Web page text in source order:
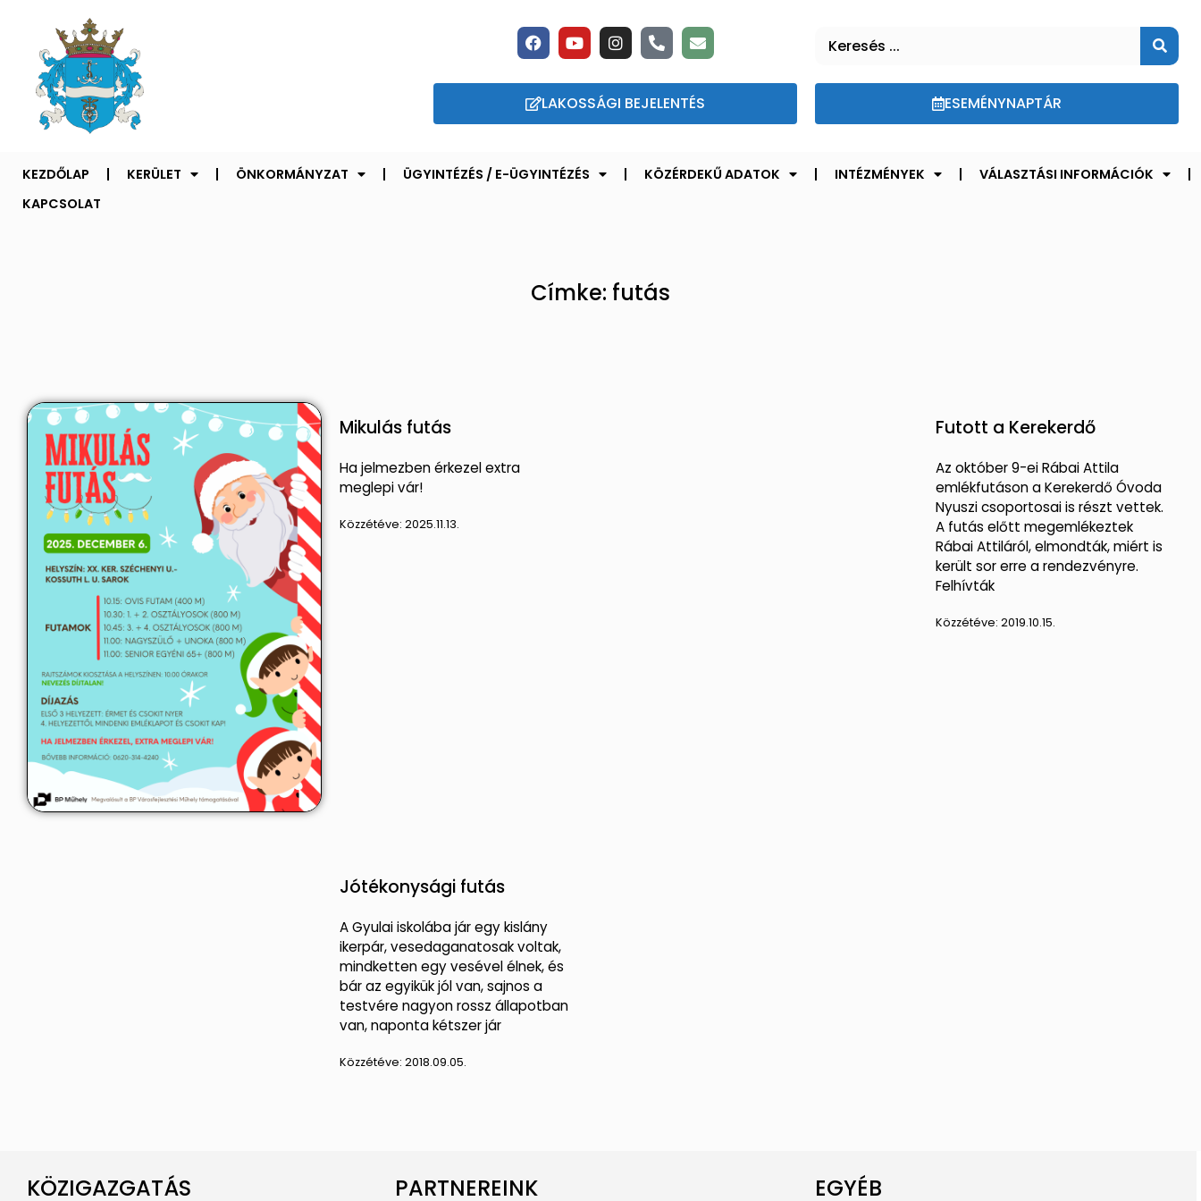
LAKOSSÁGI BEJELENTÉS ESEMÉNYNAPTÁR
KEZDŐLAP KERÜLET ÖNKORMÁNYZAT ÜGYINTÉZÉS / E-ÜGYINTÉZÉS KÖZÉRDEKŰ ADATOK INTÉZMÉNYEK
VÁLASZTÁSI INFORMÁCIÓK
KAPCSOLAT
Címke: futás
Mikulás futás
Ha jelmezben érkezel extra
meglepi vár!
Közzétéve:2025.11.13.
Futott a Kerekerdő
Az október 9-ei Rábai Attila
emlékfutáson a Kerekerdő Óvoda
Nyuszi csoportosai is részt vettek.
A futás előtt megemlékeztek
Rábai Attiláról, elmondták, miért is
került sor erre a rendezvényre.
Felhívták
Közzétéve:2019.10.15.
Jótékonysági futás
A Gyulai iskolába jár egy kislány
ikerpár, vesedaganatosak voltak,
mindketten egy vesével élnek, és
bár az egyikük jól van, sajnos a
testvére nagyon rossz állapotban
van, naponta kétszer jár
Közzétéve:2018.09.05.
KÖZIGAZGATÁS PARTNEREINK EGYÉB